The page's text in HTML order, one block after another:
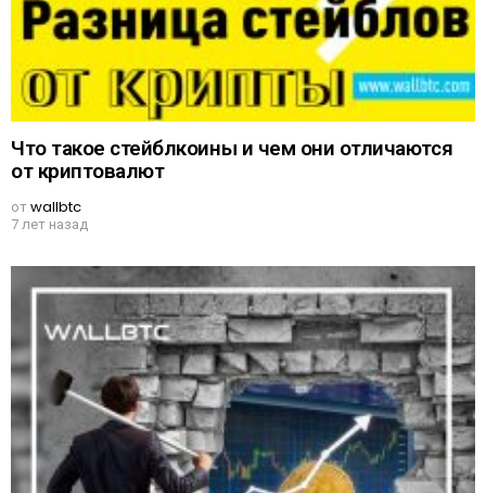
Что такое стейблкоины и чем они отличаются
от криптовалют
отwallbtc
7 лет назад